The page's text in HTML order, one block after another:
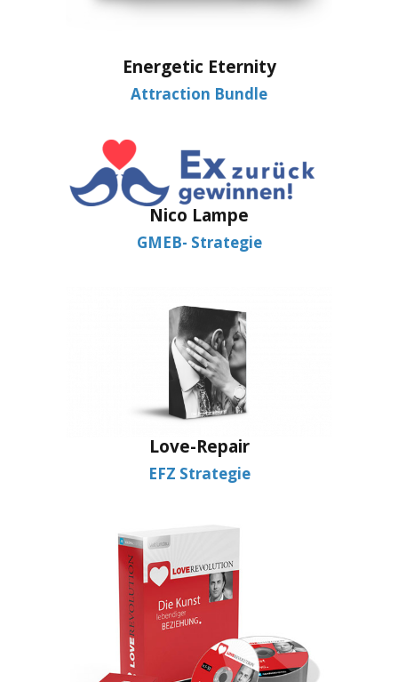
Energetic Eternity
Attraction Bundle
Nico Lampe
GMEB- Strategie
Love-Repair
EFZ Strategie